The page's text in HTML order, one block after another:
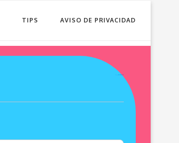
TIPS AVISO DE PRIVACIDAD